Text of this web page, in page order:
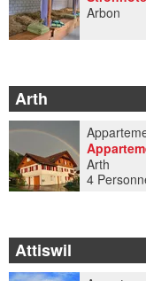
Arbon
Arth
Arth
4
Attiswil